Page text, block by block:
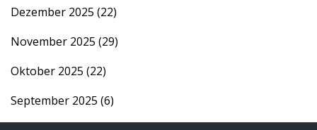
Dezember 2025 (22)
November 2025 (29)
Oktober 2025 (22)
September 2025 (6)